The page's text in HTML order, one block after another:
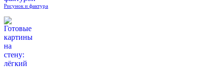
Рисунок и фактура